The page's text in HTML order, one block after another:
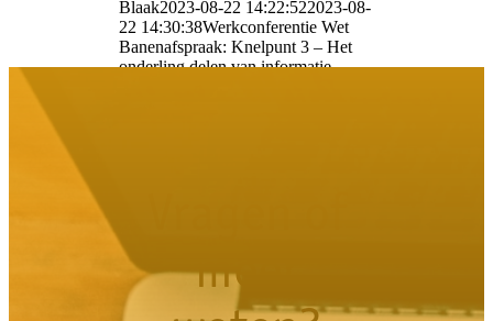
Blaak2023-08-22 14:22:522023-08-
22 14:30:38Werkconferentie Wet
Banenafspraak: Knelpunt 3 – Het
onderling delen van informatie
meer